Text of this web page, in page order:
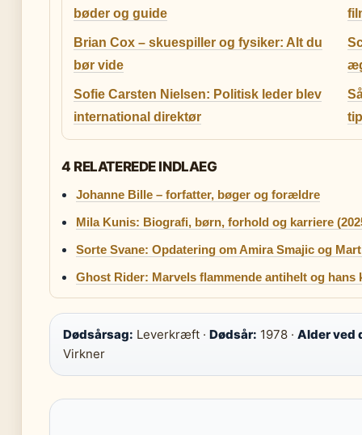
bøder og guide
Brian Cox – skuespiller og fysiker: Alt du
bør vide
Sofie Carsten Nielsen: Politisk leder blev
international direktør
4 RELATEREDE INDLAEG
Johanne Bille – forfatter, bøger og forældre
Mila Kunis: Biografi, børn, forhold og karriere
Sorte Svane: Opdatering om Amira Smajic og
Ghost Rider: Marvels flammende antihelt og
Dødsårsag: Leverkræft · Dødsår: 1978 · Alder ved
Virkner